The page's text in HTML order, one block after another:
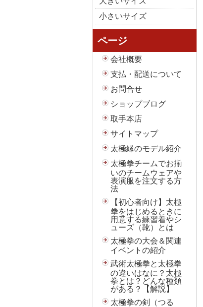
小さいサイズ
ページ
会社概要
支払・配送について
お問合せ
ショップブログ
取手本店
サイトマップ
太極縁のモデル紹介
太極拳チームでお揃
いのチームウェアや
表演服を注文する方
法
【初心者向け】太極
拳をはじめるときに
用意する練習着やシ
ューズ（靴）とは
太極拳の大会＆関連
イベントの紹介
武術太極拳と太極拳
の違いはなに？太極
拳とは？どんな種類
がある？【解説】
太極拳の剣（つる